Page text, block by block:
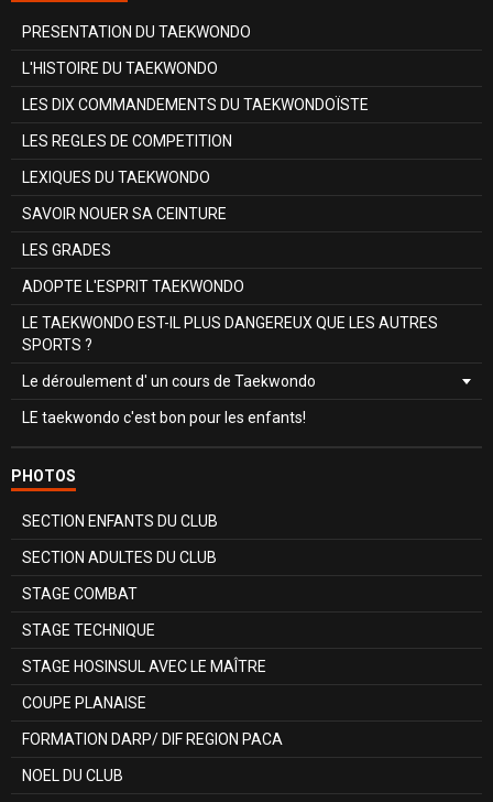
PRESENTATION DU TAEKWONDO
L'HISTOIRE DU TAEKWONDO
LES DIX COMMANDEMENTS DU TAEKWONDOÏSTE
LES REGLES DE COMPETITION
LEXIQUES DU TAEKWONDO
SAVOIR NOUER SA CEINTURE
LES GRADES
ADOPTE L'ESPRIT TAEKWONDO
LE TAEKWONDO EST-IL PLUS DANGEREUX QUE LES AUTRES
SPORTS ?
Le déroulement d' un cours de Taekwondo
LE taekwondo c'est bon pour les enfants!
PHOTOS
SECTION ENFANTS DU CLUB
SECTION ADULTES DU CLUB
STAGE COMBAT
STAGE TECHNIQUE
STAGE HOSINSUL AVEC LE MAÎTRE
COUPE PLANAISE
FORMATION DARP/ DIF REGION PACA
NOEL DU CLUB